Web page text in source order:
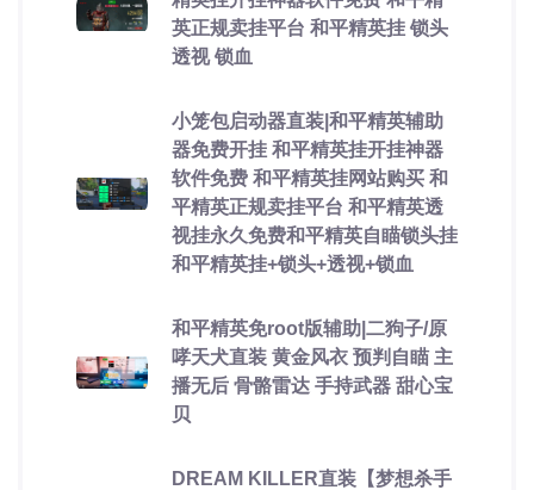
英正规卖挂平台 和平精英挂 锁头
透视 锁血
小笼包启动器直装|和平精英辅助
器免费开挂 和平精英挂开挂神器
软件免费 和平精英挂网站购买 和
平精英正规卖挂平台 和平精英透
视挂永久免费和平精英自瞄锁头挂
和平精英挂+锁头+透视+锁血
和平精英免root版辅助|二狗子/原
哮天犬直装 黄金风衣 预判自瞄 主
播无后 骨骼雷达 手持武器 甜心宝
贝
DREAM KILLER直装【梦想杀手